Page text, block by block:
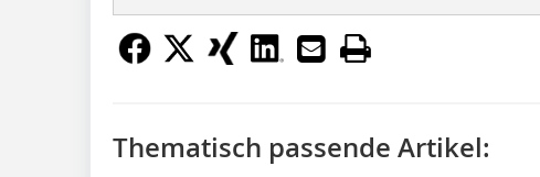
Thematisch passende Artikel: